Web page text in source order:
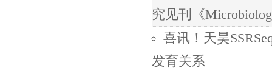
究见刊《
喜讯！天昊
发育关系